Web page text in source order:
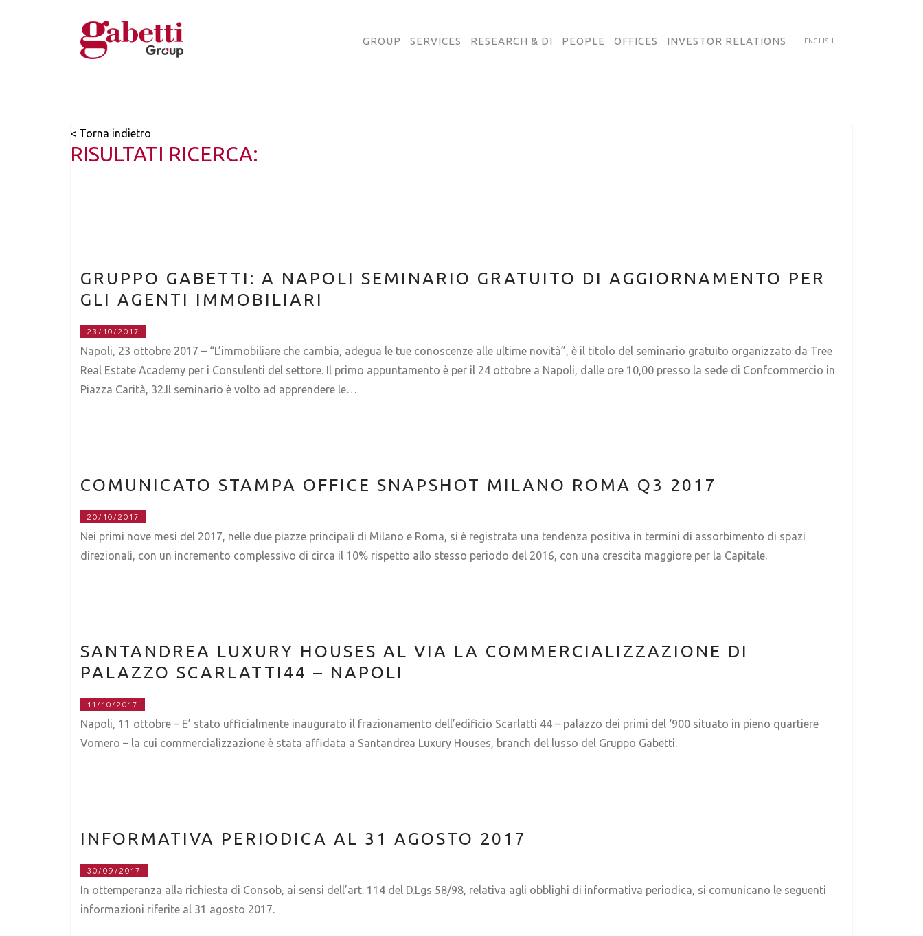
GROUP SERVICES RESEARCH & DI PEOPLE OFFICES INVESTOR RELATIONS ENGLISH
< Torna indietro
RISULTATI RICERCA:
GRUPPO GABETTI: A NAPOLI SEMINARIO GRATUITO DI AGGIORNAMENTO PER
GLI AGENTI IMMOBILIARI
23/10/2017
Napoli, 23 ottobre 2017 – “L’immobiliare che cambia, adegua le tue conoscenze alle ultime novità”, è il titolo del seminario gratuito organizzato da Tree
Real Estate Academy per i Consulenti del settore. Il primo appuntamento è per il 24 ottobre a Napoli, dalle ore 10,00 presso la sede di Confcommercio in
Piazza Carità, 32.Il seminario è volto ad apprendere le…
COMUNICATO STAMPA OFFICE SNAPSHOT MILANO ROMA Q3 2017
20/10/2017
Nei primi nove mesi del 2017, nelle due piazze principali di Milano e Roma, si è registrata una tendenza positiva in termini di assorbimento di spazi
direzionali, con un incremento complessivo di circa il 10% rispetto allo stesso periodo del 2016, con una crescita maggiore per la Capitale.
SANTANDREA LUXURY HOUSES AL VIA LA COMMERCIALIZZAZIONE DI
PALAZZO SCARLATTI44 – NAPOLI
11/10/2017
Napoli, 11 ottobre – E’ stato ufficialmente inaugurato il frazionamento dell’edificio Scarlatti 44 – palazzo dei primi del ‘900 situato in pieno quartiere
Vomero – la cui commercializzazione è stata affidata a Santandrea Luxury Houses, branch del lusso del Gruppo Gabetti.
INFORMATIVA PERIODICA AL 31 AGOSTO 2017
30/09/2017
In ottemperanza alla richiesta di Consob, ai sensi dell’art. 114 del D.Lgs 58/98, relativa agli obblighi di informativa periodica, si comunicano le seguenti
informazioni riferite al 31 agosto 2017.